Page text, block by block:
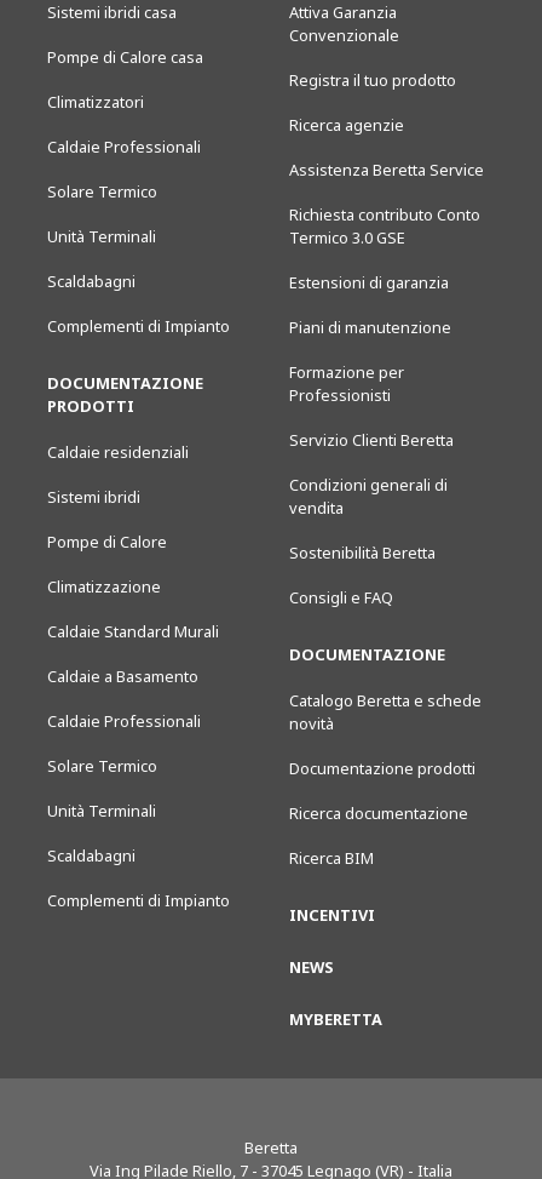
Sistemi ibridi casa
Pompe di Calore casa
Climatizzatori
Caldaie Professionali
Solare Termico
Unità Terminali
Scaldabagni
Complementi di Impianto
DOCUMENTAZIONE
PRODOTTI
Caldaie residenziali
Sistemi ibridi
Pompe di Calore
Climatizzazione
Caldaie Standard Murali
Caldaie a Basamento
Caldaie Professionali
Solare Termico
Unità Terminali
Scaldabagni
Complementi di Impianto
Attiva Garanzia
Convenzionale
Registra il tuo prodotto
Ricerca agenzie
Assistenza Beretta Service
Richiesta contributo Conto
Termico 3.0 GSE
Estensioni di garanzia
Piani di manutenzione
Formazione per
Professionisti
Servizio Clienti Beretta
Condizioni generali di
vendita
Sostenibilità Beretta
Consigli e FAQ
DOCUMENTAZIONE
Catalogo Beretta e schede
novità
Documentazione prodotti
Ricerca documentazione
Ricerca BIM
INCENTIVI
NEWS
MYBERETTA
Beretta
Via Ing Pilade Riello, 7 - 37045 Legnago (VR) - Italia